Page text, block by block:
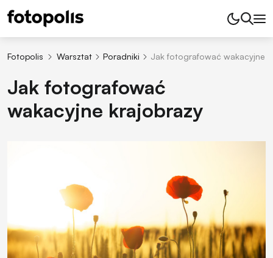
Fotopolis Warsztat Poradniki Jak fotografować wakacyjne
Jak fotografować
wakacyjne krajobrazy